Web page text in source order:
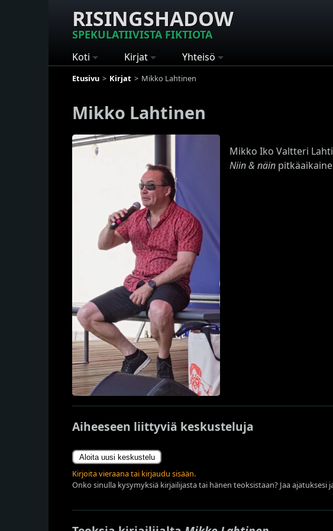
RISINGSHADOW
SPEKULATIIVISTA FIKTIOTA
Koti Kirjat Yhteisö
Etusivu Kirjat Mikko Lahtinen
Mikko Lahtinen
Mikko Iko Valtteri
Niin & näin
Aiheeseen liittyviä keskusteluja
Aloita uusi keskustelu
Kirjoita vieraana tai kirjaudu sisään.
Onko sinulla kysymyksiä kirjailijasta tai hänen teoksistaan? Jaa ajatuksesi